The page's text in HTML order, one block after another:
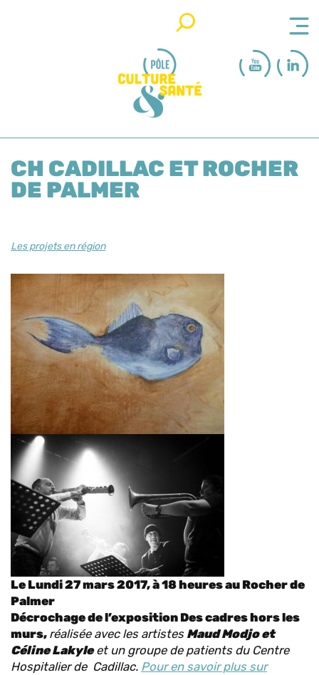
CH CADILLAC ET ROCHER
DE PALMER
Les projets en région
Le Lundi 27 mars 2017, à 18 heures au Rocher de
Palmer
Décrochage de l’exposition Des cadres hors les
murs, réalisée avec les artistes Maud Modjo et
Céline Lakyleet un groupe de patients du Centre
Hospitalier de Cadillac. Pour en savoir plus sur